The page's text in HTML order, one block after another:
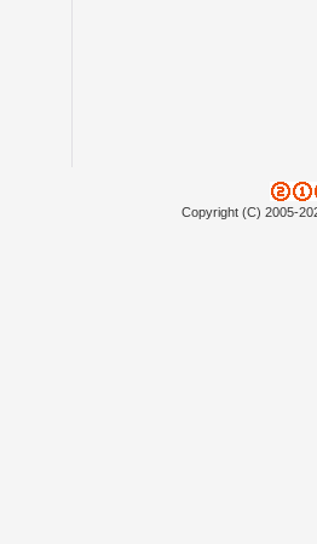
Copyright (C) 2005-